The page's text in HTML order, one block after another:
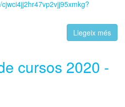
Llegeix més
cursos 2020 -